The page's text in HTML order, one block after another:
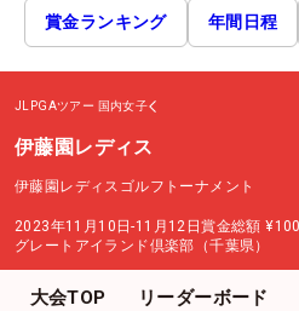
賞金ランキング 年間日程
JLPGAツアー 国内女子
伊藤園レディス
伊藤園レディスゴルフトーナメント
2023年11月10日-11月12日賞金総額
グレートアイランド倶楽部（千葉県）
大会TOP リーダーボード